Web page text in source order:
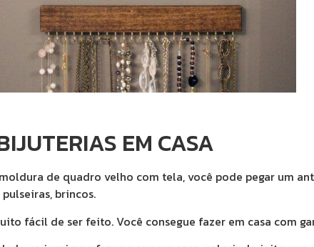
EM CASA
de quadro velho com tela, você pode pegar um
brincos.
fácil de ser feito. Você consegue fazer em casa com